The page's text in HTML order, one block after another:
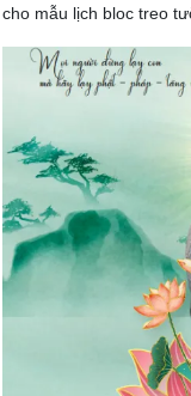
cho mẫu lịch bloc treo